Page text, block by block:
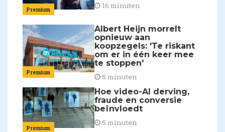
Premium 16 minuten
Premium
Albert Heijn morrelt
opnieuw aan
koopzegels: 'Te riskant
om er in één keer mee
te stoppen'
5 minuten
Premium
Hoe video-AI derving,
fraude en conversie
beïnvloedt
5 minuten